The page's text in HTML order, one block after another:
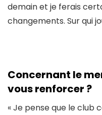
demain et je ferais
changements. Sur qui
Concernant le
vous renforcer ?
« Je pense que le club